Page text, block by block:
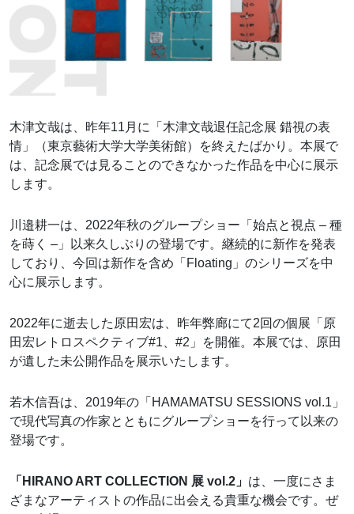
木津文哉は、昨年11月に「木津文哉退任記念展 錯視の表
情」（東京藝術大学大学美術館）を終えたばかり。本展で
は、記念展では見ることのできなかった作品を中心に展示
します。
川邉耕一は、2022年秋のグループショー「始点と視点 – 種
を蒔く –」以来久しぶりの登場です。継続的に新作を発表
しており、今回は新作を含め「Floating」のシリーズを中
心に展示します。
2022年に逝去した原田宏は、昨年弊廊にて2回の個展「原
田宏レトロスペクティブ#1、#2」を開催。本展では、原田
が遺した未公開作品を展示いたします。
若木信吾は、2019年の「HAMAMATSU SESSIONS vol.1」
で現代写真の作家とともにグループショーを行って以来の
登場です。
「HIRANO ART COLLECTION 展 vol.2」 は、一度にさま
ざまなアーティストの作品に出会える貴重な機会です。ぜ